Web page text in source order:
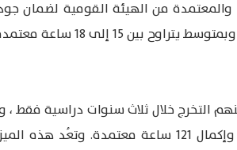
والمعتمدة من الهيئة القومية لضمان
على أربع سنوات دراسية،
فصول دراسية صيفية، بشرط استيفاء جميع متطلبات